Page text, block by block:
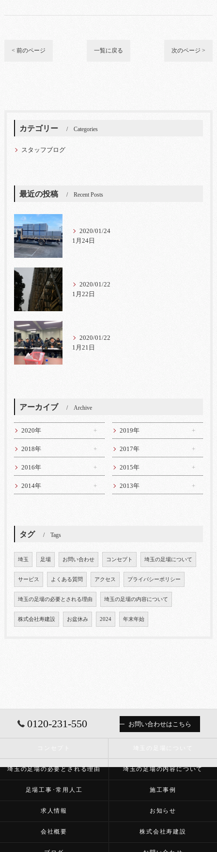
< 前のページ 一覧に戻る 次のページ >
カテゴリー Categories
スタッフブログ
最近の投稿 Recent Posts
2020/01/24
1月24日
2020/01/22
1月22日
2020/01/22
1月21日
アーカイブ Archive
2020年 2019年
2018年 2017年
2016年 2015年
2014年 2013年
タグ Tags
埼玉 足場 お問い合わせ コンセプト 埼玉の足場について
サービス よくある質問 アクセス プライバシーポリシー
埼玉の足場の必要とされる理由 埼玉の足場の内容について
株式会社寿建設 お盆休み 2024 年末年始
0120-231-550 お問い合わせはこちら
埼玉の足場の必要とされる理由 埼玉の足場の内容について
足場工事･常用人工 施工事例
求人情報 お知らせ
会社概要 株式会社寿建設